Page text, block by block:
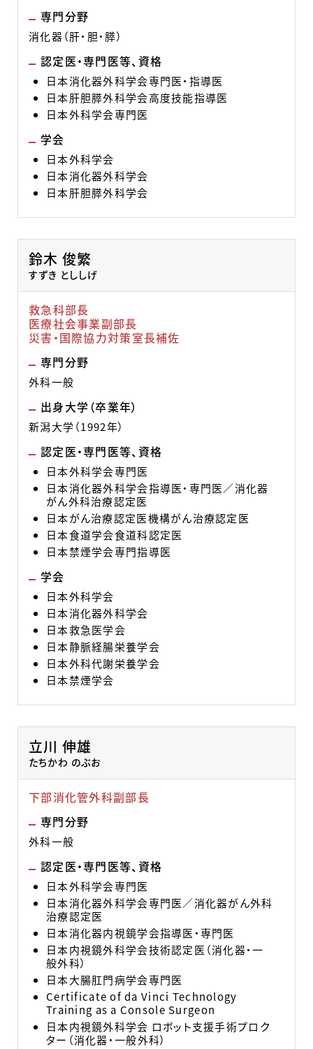
専門分野
消化器（肝・胆・膵）
認定医・専門医等、資格
日本消化器外科学会専門医・指導医
日本肝胆膵外科学会高度技能指導医
日本外科学会専門医
学会
日本外科学会
日本消化器外科学会
日本肝胆膵外科学会
鈴木 俊繁
すずき とししげ
救急科部長
医療社会事業副部長
災害・国際協力対策室長補佐
専門分野
外科一般
出身大学（卒業年）
新潟大学（1992年）
認定医・専門医等、資格
日本外科学会専門医
日本消化器外科学会指導医・専門医／消化器
がん外科治療認定医
日本がん治療認定医機構がん治療認定医
日本食道学会食道科認定医
日本禁煙学会専門指導医
学会
日本外科学会
日本消化器外科学会
日本救急医学会
日本静脈経腸栄養学会
日本外科代謝栄養学会
日本禁煙学会
立川 伸雄
たちかわ のぶお
下部消化管外科副部長
専門分野
外科一般
認定医・専門医等、資格
日本外科学会専門医
日本消化器外科学会専門医／消化器がん外科
治療認定医
日本消化器内視鏡学会指導医・専門医
日本内視鏡外科学会技術認定医（消化器・一
般外科）
日本大腸肛門病学会専門医
Certificate of da Vinci Technology
Training as a Console Surgeon
日本内視鏡外科学会 ロボット支援手術プロク
ター（消化器・一般外科）